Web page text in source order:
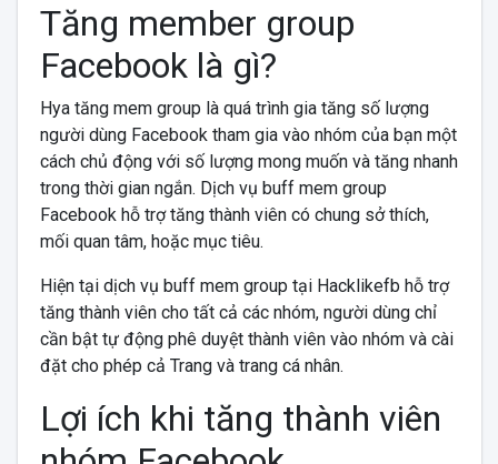
Tăng member group
Facebook là gì?
Hya tăng mem group là quá trình gia tăng số lượng
người dùng Facebook tham gia vào nhóm của bạn một
cách chủ động với số lượng mong muốn và tăng nhanh
trong thời gian ngắn. Dịch vụ buff mem group
Facebook hỗ trợ tăng thành viên có chung sở thích,
mối quan tâm, hoặc mục tiêu.
Hiện tại dịch vụ buff mem group tại Hacklikefb hỗ trợ
tăng thành viên cho tất cả các nhóm, người dùng chỉ
cần bật tự động phê duyệt thành viên vào nhóm và cài
đặt cho phép cả Trang và trang cá nhân.
Lợi ích khi tăng thành viên